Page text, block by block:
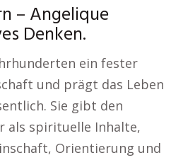
– Angelique
Denken.
ein fester
und prägt das Leben
Sie gibt den
als spirituelle Inhalte,
Orientierung und